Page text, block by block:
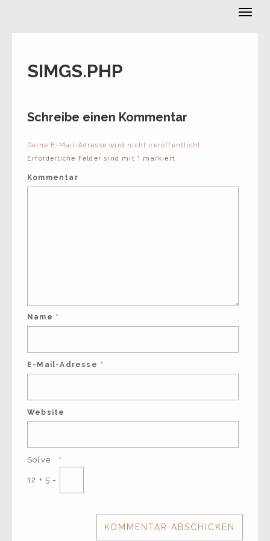
SIMGS.PHP
Schreibe einen Kommentar
Deine E-Mail-Adresse wird nicht veröffentlicht.
Erforderliche Felder sind mit * markiert
Kommentar
Name *
E-Mail-Adresse *
Website
Solve : *
12 + 5 =